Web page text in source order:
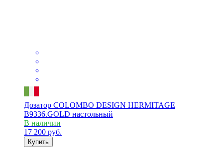
Дозатор COLOMBO DESIGN HERMITAGE
B9336.GOLD настольный
В наличии
17 200 руб.
Купить